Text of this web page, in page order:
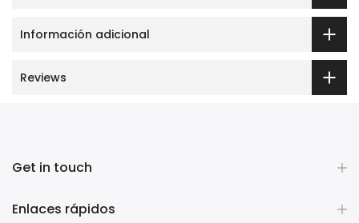
Información adicional
Reviews
Get in touch
Enlaces rápidos